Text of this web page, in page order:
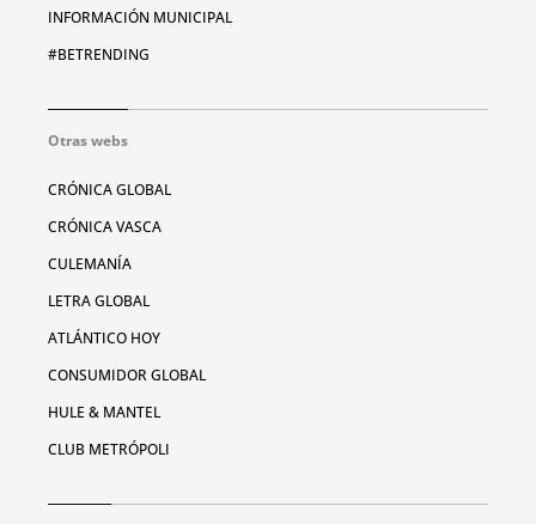
INFORMACIÓN MUNICIPAL
#BETRENDING
Otras webs
CRÓNICA GLOBAL
CRÓNICA VASCA
CULEMANÍA
LETRA GLOBAL
ATLÁNTICO HOY
CONSUMIDOR GLOBAL
HULE & MANTEL
CLUB METRÓPOLI